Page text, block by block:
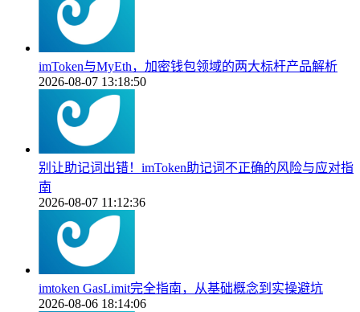
imToken与MyEth，加密钱包领域的两大标杆产品解析
2026-08-07 13:18:50
别让助记词出错！imToken助记词不正确的风险与应对指
南
2026-08-07 11:12:36
imtoken GasLimit完全指南，从基础概念到实操避坑
2026-08-06 18:14:06